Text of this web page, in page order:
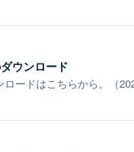
ウンロード
ードはこちらから。（